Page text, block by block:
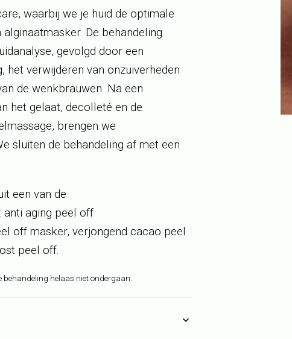
, waarbij we je huid de optimale
alginaatmasker. De behandeling
gevolgd door een
het verwijderen van onzuiverheden
de wenkbrauwen. Na een
het gelaat, decolleté en de
brengen we
sluiten de behandeling af met een
een van de
: anti aging peel off
off masker, verjongend cacao peel
peel off.
behandeling helaas niet ondergaan.